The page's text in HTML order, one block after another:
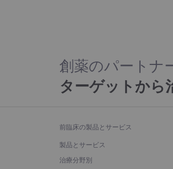
創薬のパートナ
ターゲットから
前臨床の製品とサービス
製品とサービス
治療分野別